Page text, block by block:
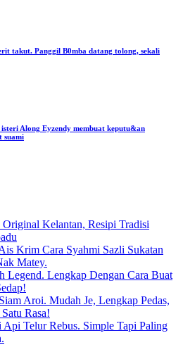
takut. Panggil B0mba datang tolong, sekali
Along Eyzendy membuat keputu&an
suami
Kelantan, Resipi Tradisi
Krim Cara Syahmi Sazli Sukatan
Matey.
Legend. Lengkap Dengan Cara Buat
Aroi. Mudah Je, Lengkap Pedas,
Rasa!
Api Telur Rebus. Simple Tapi Paling